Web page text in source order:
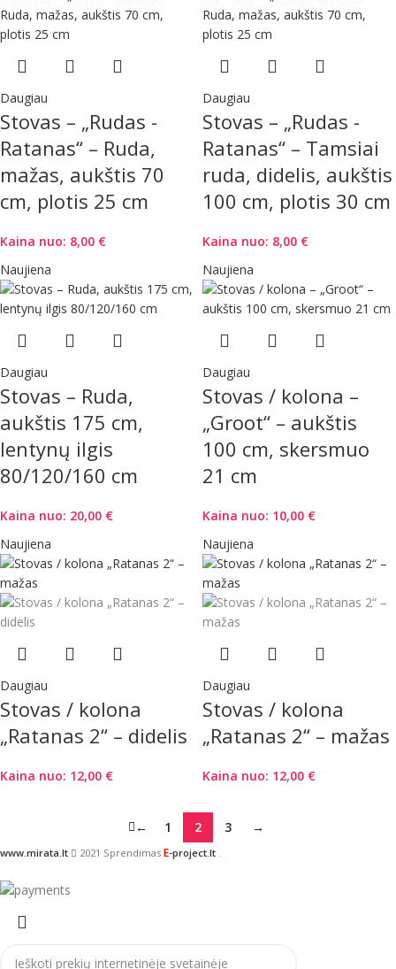
Daugiau
Stovas – „Rudas -
Ratanas“ – Ruda,
mažas, aukštis 70
cm, plotis 25 cm
Kaina nuo: 8,00 €
Daugiau
Stovas – „Rudas -
Ratanas“ – Tamsiai
ruda, didelis, aukštis
100 cm, plotis 30 cm
Kaina nuo: 8,00 €
Naujiena
Daugiau
Stovas – Ruda,
aukštis 175 cm,
lentynų ilgis
80/120/160 cm
Kaina nuo: 20,00 €
Naujiena
Daugiau
Stovas / kolona –
„Groot“ – aukštis
100 cm, skersmuo
21 cm
Kaina nuo: 10,00 €
Naujiena
Daugiau
Stovas / kolona
„Ratanas 2“ – didelis
Kaina nuo: 12,00 €
Naujiena
Daugiau
Stovas / kolona
„Ratanas 2“ – mažas
Kaina nuo: 12,00 €
← 1 2 3 →
www.mirata.lt 2021 Sprendimas E-project.lt .